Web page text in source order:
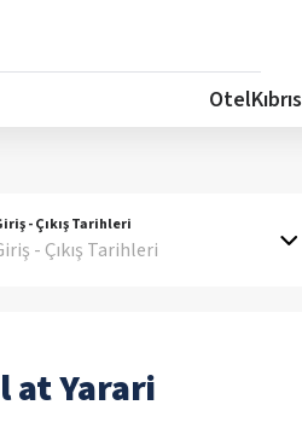
OtelKıbrıs
- Çıkış Tarihleri
- Çıkış Tarihleri
at Yarari